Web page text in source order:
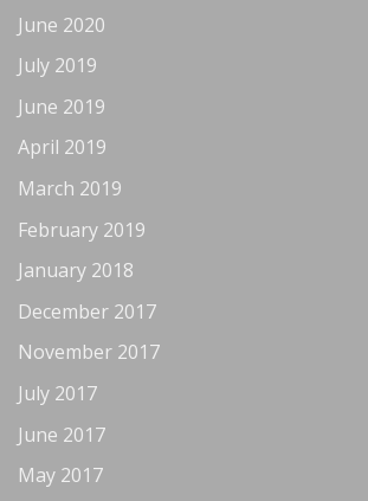
June 2020
July 2019
June 2019
April 2019
March 2019
February 2019
January 2018
December 2017
November 2017
July 2017
June 2017
May 2017